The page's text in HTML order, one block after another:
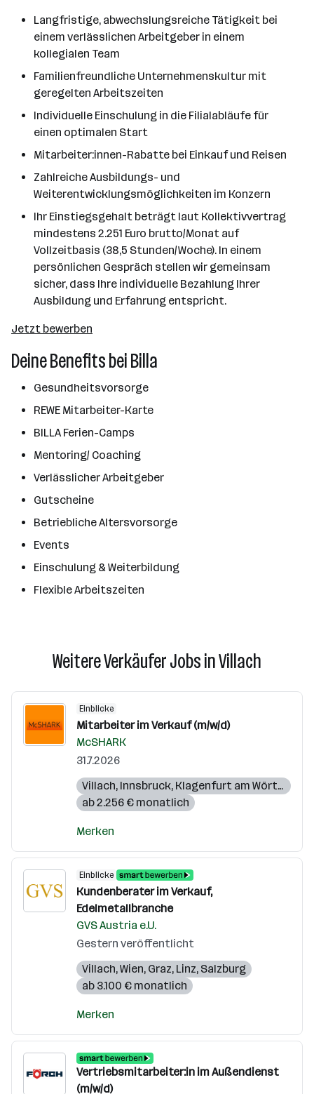
Langfristige, abwechslungsreiche Tätigkeit bei
einem verlässlichen Arbeitgeber in einem
kollegialen Team
Familienfreundliche Unternehmenskultur mit
geregelten Arbeitszeiten
Individuelle Einschulung in die Filialabläufe für
einen optimalen Start
Mitarbeiter:innen-Rabatte bei Einkauf und Reisen
Zahlreiche Ausbildungs- und
Weiterentwicklungsmöglichkeiten im Konzern
Ihr Einstiegsgehalt beträgt laut Kollektivvertrag
mindestens 2.251 Euro brutto/Monat auf
Vollzeitbasis (38,5 Stunden/Woche). In einem
persönlichen Gespräch stellen wir gemeinsam
sicher, dass Ihre individuelle Bezahlung Ihrer
Ausbildung und Erfahrung entspricht.
Jetzt bewerben
Deine Benefits bei Billa
Gesundheitsvorsorge
REWE Mitarbeiter-Karte
BILLA Ferien-Camps
Mentoring/ Coaching
Verlässlicher Arbeitgeber
Gutscheine
Betriebliche Altersvorsorge
Events
Einschulung & Weiterbildung
Flexible Arbeitszeiten
Weitere Verkäufer Jobs in Villach
Einblicke
Mitarbeiter im Verkauf (m/w/d)
McSHARK
31.7.2026
Villach, Innsbruck, Klagenfurt am Wörthersee
ab 2.256 € monatlich
Merken
Einblicke
Kundenberater im Verkauf,
Edelmetallbranche
GVS Austria e.U.
Gestern veröffentlicht
Villach,Wien, Graz, Linz, Salzburg
ab 3.100 € monatlich
Merken
Vertriebsmitarbeiter:in im Außendienst
(m/w/d)